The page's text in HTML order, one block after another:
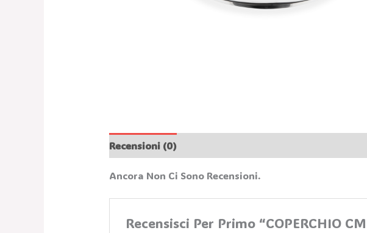
Recensioni (0)
Ancora Non Ci Sono Recensioni.
Recensisci Per Primo “COPERCHIO